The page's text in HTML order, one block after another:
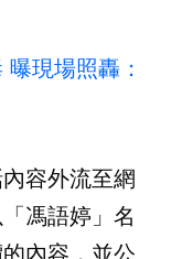
現場照轟：
容外流至網
馮語婷」名
內容，並公